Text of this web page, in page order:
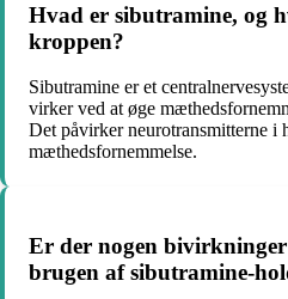
Hvad er sibutramine, og
kroppen?
Sibutramine er et
virker ved at øge
Det påvirker neurotransmitterne i
mæthedsfornemmelse.
Er der nogen
brugen af sibutramine-